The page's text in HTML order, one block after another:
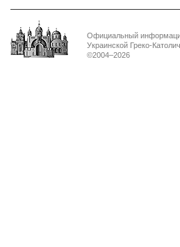
Официальный
Украинской Греко-
©2004–2026